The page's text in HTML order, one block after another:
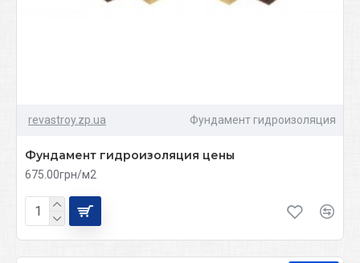
revastroy.zp.ua Фундамент гидроизоляция
Фундамент гидроизоляция цены
675.00грн/м2